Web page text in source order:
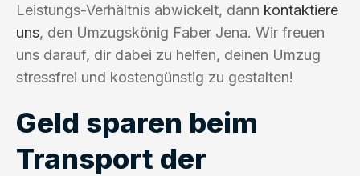
Leistungs-Verhältnis abwickelt, dann kontaktiere
uns, den Umzugskönig Faber Jena. Wir freuen
uns darauf, dir dabei zu helfen, deinen Umzug
stressfrei und kostengünstig zu gestalten!
Geld sparen beim
Transport der